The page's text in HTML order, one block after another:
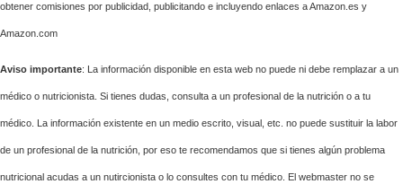
obtener comisiones por publicidad, publicitando e incluyendo enlaces a Amazon.es y
Amazon.com
Aviso importante: La información disponible en esta web no puede ni debe remplazar a un
médico o nutricionista. Si tienes dudas, consulta a un profesional de la nutrición o a tu
médico. La información existente en un medio escrito, visual, etc. no puede sustituir la labor
de un profesional de la nutrición, por eso te recomendamos que si tienes algún problema
nutricional acudas a un nutircionista o lo consultes con tu médico. El webmaster no se